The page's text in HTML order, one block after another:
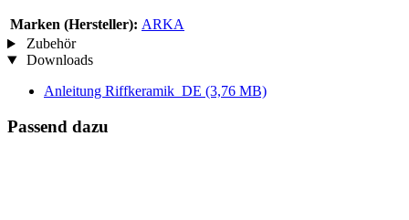
Marken (Hersteller): ARKA
Zubehör
Downloads
Anleitung Riffkeramik_DE (3,76 MB)
Passend dazu